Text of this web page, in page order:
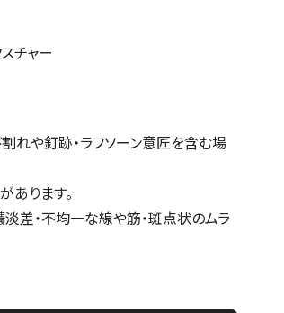
チャー
割れや釘跡・ラフソーン意匠を含む場
あります。
淡差・不均一な線や筋・斑点状のムラ